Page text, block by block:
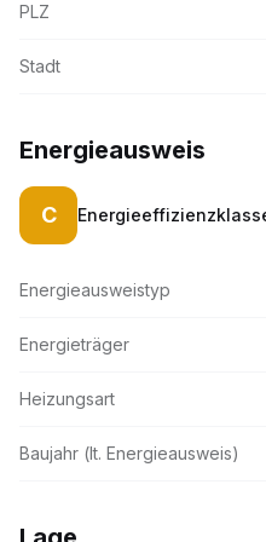
PLZ
Stadt
Energieausweis
C
Energieausweistyp
Energieträger
Heizungsart
Baujahr (lt. Energieausweis)